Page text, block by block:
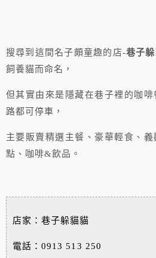
搜尋到這間名子頗童趣的店-巷子
飼養貓而命名，
但其實由來是隱藏在巷子裡的咖
路都可停車，
主要販賣精選主餐、豪華輕食、
點、咖啡&飲品。
店家：巷子躲貓貓
電話：0913 513 250